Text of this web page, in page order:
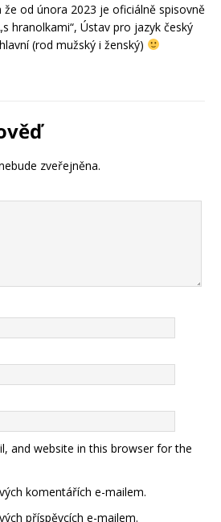
od února 2023 je oficiálně spisovně
hranolkami“, Ústav pro jazyk český
(rod mužský i ženský)
zveřejněna.
and website in this browser for the
komentářích e-mailem.
příspěvcích e-mailem.